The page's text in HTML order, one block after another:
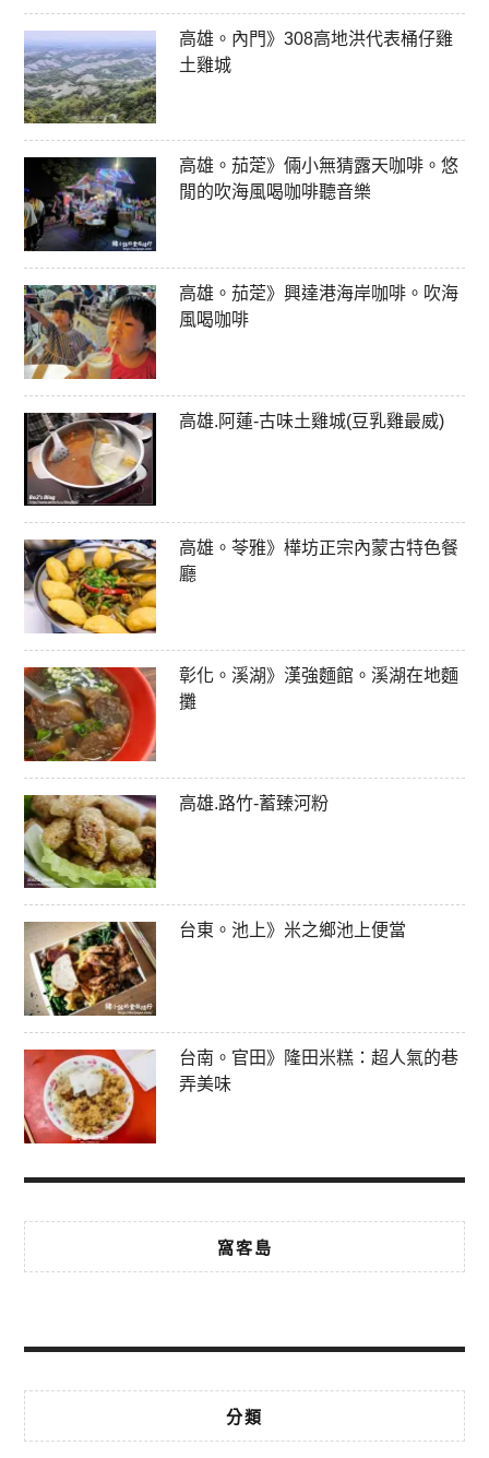
高雄。內門》308高地洪代表桶仔雞
土雞城
高雄。茄萣》倆小無猜露天咖啡。悠
閒的吹海風喝咖啡聽音樂
高雄。茄萣》興達港海岸咖啡。吹海
風喝咖啡
高雄.阿蓮-古味土雞城(豆乳雞最威)
高雄。苓雅》樺坊正宗內蒙古特色餐
廳
彰化。溪湖》漢強麵館。溪湖在地麵
攤
高雄.路竹-蓄臻河粉
台東。池上》米之鄉池上便當
台南。官田》隆田米糕：超人氣的巷
弄美味
窩客島
分類